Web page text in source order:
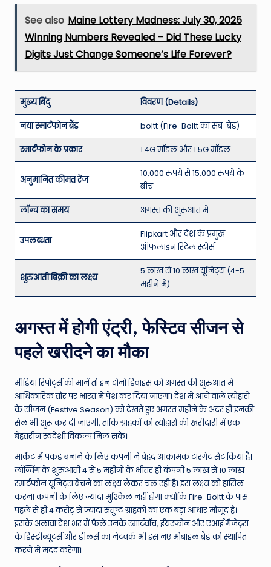
See also Maine Lottery Madness: July 30, 2025
Winning Numbers Revealed – Did These Lucky
Digits Just Change Someone’s Life Forever?
मुख्य बिंदु विवरण (Details)
नया स्मार्टफोन ब्रैंड boltt (Fire-Boltt का सब-ब्रैंड)
स्मार्टफोन के प्रकार 1 4G मॉडल और 1 5G मॉडल
अनुमानित कीमत रेंज
10,000 रुपये से 15,000 रुपये के
बीच
लॉन्च का समय अगस्त की शुरुआत में
उपलब्धता
Flipkart और देश के प्रमुख
ऑफलाइन रिटेल स्टोर्स
शुरुआती बिक्री का लक्ष्य
5 लाख से 10 लाख यूनिट्स (4-5
महीने में)
अगस्त में होगी एंट्री, फेस्टिव सीजन से
पहले खरीदने का मौका
मीडिया रिपोर्ट्स की मानें तो इन दोनों डिवाइस को अगस्त की शुरुआत में
आधिकारिक तौर पर भारत में पेश कर दिया जाएगा। देश में आने वाले त्योहारों
के सीजन (Festive Season) को देखते हुए अगस्त महीने के अंदर ही इनकी
सेल भी शुरू कर दी जाएगी, ताकि ग्राहकों को त्योहारों की खरीदारी में एक
बेहतरीन स्वदेशी विकल्प मिल सके।
मार्केट में पकड़ बनाने के लिए कंपनी ने बेहद आक्रामक टारगेट सेट किया है।
लॉन्चिंग के शुरुआती 4 से 5 महीनों के भीतर ही कंपनी 5 लाख से 10 लाख
स्मार्टफोन यूनिट्स बेचने का लक्ष्य लेकर चल रही है। इस लक्ष्य को हासिल
करना कंपनी के लिए ज्यादा मुश्किल नहीं होगा क्योंकि Fire-Boltt के पास
पहले से ही 4 करोड़ से ज्यादा संतुष्ट ग्राहकों का एक बड़ा आधार मौजूद है।
इसके अलावा देश भर में फैले उनके स्मार्टवॉच, ईयरफोन और एआई गैजेट्स
के डिस्ट्रीब्यूटर्स और डीलर्स का नेटवर्क भी इस नए मोबाइल ब्रैंड को स्थापित
करने में मदद करेगा।